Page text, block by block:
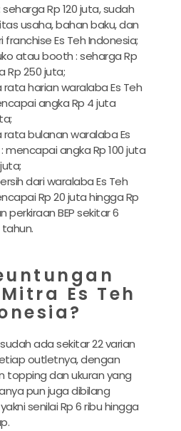
Rp 120 juta, sudah
usaha, bahan baku, dan
franchise Es Teh Indonesia;
atau booth : seharga Rp
Rp 250 juta;
harian waralaba Es Teh
angka Rp 4 juta
bulanan waralaba Es
mencapai angka Rp 100 juta
dari waralaba Es Teh
Rp 20 juta hingga Rp
perkiraan BEP sekitar 6
Es Teh
ada sekitar 22 varian
outletnya, dengan
topping dan ukuran yang
pun juga dibilang
senilai Rp 6 ribu hingga